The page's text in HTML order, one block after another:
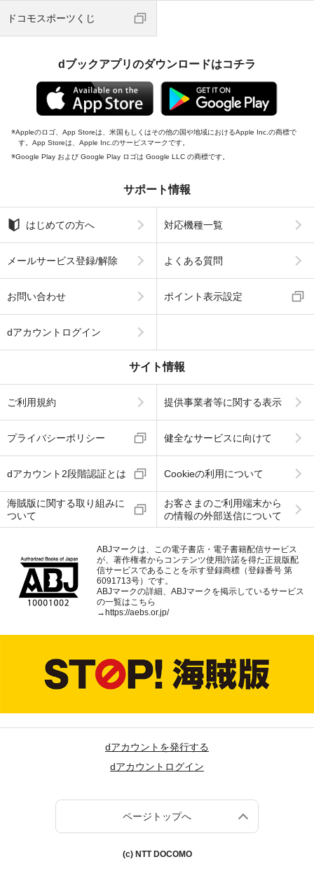
ドコモスポーツくじ
dブックアプリのダウンロードはコチラ
Appleのロゴ、App Storeは、米国もしくはその他の国や地域におけるApple Inc.の商標で
す。App Storeは、Apple Inc.のサービスマークです。
Google Play および Google Play ロゴは Google LLC の商標です。
サポート情報
はじめての方へ 対応機種一覧
メールサービス登録/解除 よくある質問
お問い合わせ ポイント表示設定
dアカウントログイン
サイト情報
ご利用規約 提供事業者等に関する表示
プライバシーポリシー 健全なサービスに向けて
dアカウント2段階認証とは Cookieの利用について
海賊版に関する取り組みに
ついて
お客さまのご利用端末から
の情報の外部送信について
ABJマークは、この電子書店・電子書籍配信サービス
が、著作権者からコンテンツ使用許諾を得た正規版配
信サービスであることを示す登録商標（登録番号 第
6091713号）です。
ABJマークの詳細、ABJマークを掲示しているサービス
の一覧はこちら
→ https://aebs.or.jp/
dアカウントを発行する
dアカウントログイン
ページトップへ
(c) NTT DOCOMO